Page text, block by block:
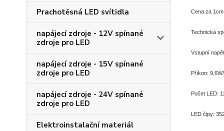
Prachotěsná LED svítidla
napájecí zdroje - 12V spínané
zdroje pro LED
napájecí zdroje - 15V spínané
zdroje pro LED
napájecí zdroje - 24V spínané
zdroje pro LED
Elektroinstalační materiál
Cena za 1cm.
Technická
Vstupní
Příkon:
Počet LED:
LED čipy: